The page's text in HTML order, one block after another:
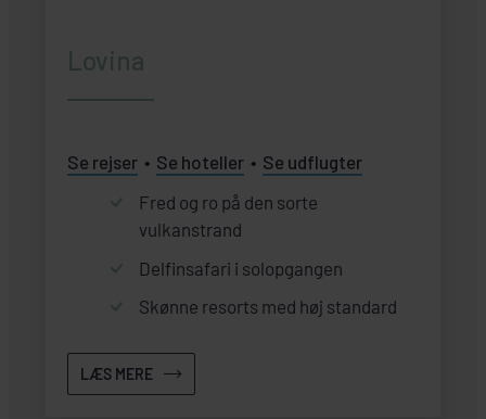
Lovina
Se rejser Se hoteller
Se udflugter
Fred og ro på den sorte
vulkanstrand
Delfinsafari i solopgangen
Skønne resorts med høj standard
LÆS MERE